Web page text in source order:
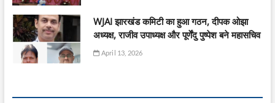
WJAI झारखंड कमिटी का हुआ गठन, दीपक ओझा
अध्यक्ष, राजीव उपाध्यक्ष और पूर्णेंदु पुष्पेश बने महासचिव
April 13, 2026